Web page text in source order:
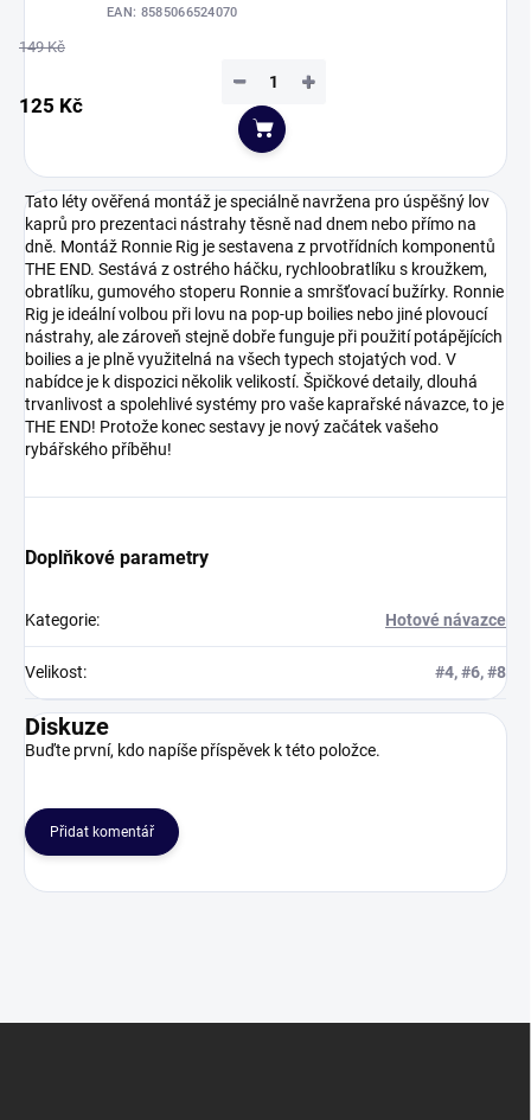
EAN: 8585066524070
149 Kč
125 Kč
+
−
Do košíku
Tato léty ověřená montáž je speciálně navržena pro úspěšný lov
kaprů pro prezentaci nástrahy těsně nad dnem nebo přímo na
dně. Montáž Ronnie Rig je sestavena z prvotřídních komponentů
THE END. Sestává z ostrého háčku, rychloobratlíku s kroužkem,
obratlíku, gumového stoperu Ronnie a smršťovací bužírky. Ronnie
Rig je ideální volbou při lovu na pop-up boilies nebo jiné plovoucí
nástrahy, ale zároveň stejně dobře funguje při použití potápějících
boilies a je plně využitelná na všech typech stojatých vod. V
nabídce je k dispozici několik velikostí. Špičkové detaily, dlouhá
trvanlivost a spolehlivé systémy pro vaše kaprařské návazce, to je
THE END! Protože konec sestavy je nový začátek vašeho
rybářského příběhu!
Doplňkové parametry
Kategorie: Hotové návazce
Velikost: #4, #6, #8
Diskuze
Buďte první, kdo napíše příspěvek k této položce.
Přidat komentář